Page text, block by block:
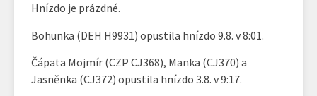
Hnízdo je prázdné.
Bohunka (DEH H9931) opustila hnízdo 9.8. v 8:01.
Čápata Mojmír (CZP CJ368), Manka (CJ370) a
Jasněnka (CJ372) opustila hnízdo 3.8. v 9:17.